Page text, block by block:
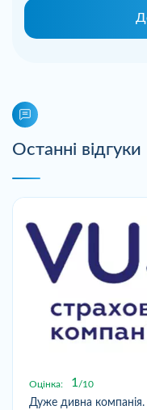
Останні відгуки
Оцінка: 1 10
Дуже дивна компанія.